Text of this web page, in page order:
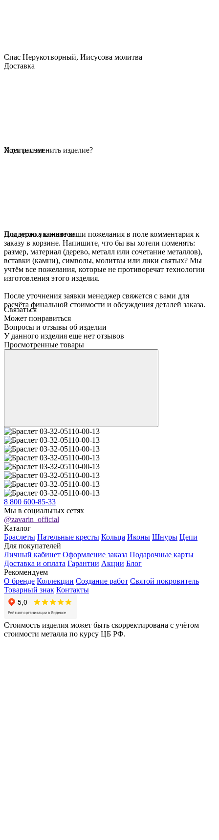
Спас Нерукотворный, Иисусова молитва
Доставка
Идет расчет
Хотите изменить изделие?
Для этого укажите ваши пожелания в поле комментария к
заказу в корзине. Напишите, что бы вы хотели поменять:
размер, материал (дерево, металл или сочетание металлов),
вставки (камни), символы, молитвы или лики святых? Мы
учтём все пожелания, которые не противоречат технологии
изготовления этого изделия.
После уточнения заявки менеджер свяжется с вами для
расчёта финальной стоимости и обсуждения деталей заказа.
Поддержка клиентов
Связаться
Может понравиться
Вопросы и отзывы об изделии
У данного изделия еще нет отзывов
Просмотренные товары
8 800 600-85-33
Мы в социальных сетях
@zavarin_official
Каталог
Браслеты Нательные кресты Кольца Иконы Шнуры Цепи
Для покупателей
Личный кабинет Оформление заказа Подарочные карты
Доставка и оплата Гарантии Акции Блог
Рекомендуем
О бренде Коллекции Создание работ Святой покровитель
Товарный знак Контакты
Стоимость изделия может быть скорректирована с учётом
стоимости металла по курсу ЦБ РФ.